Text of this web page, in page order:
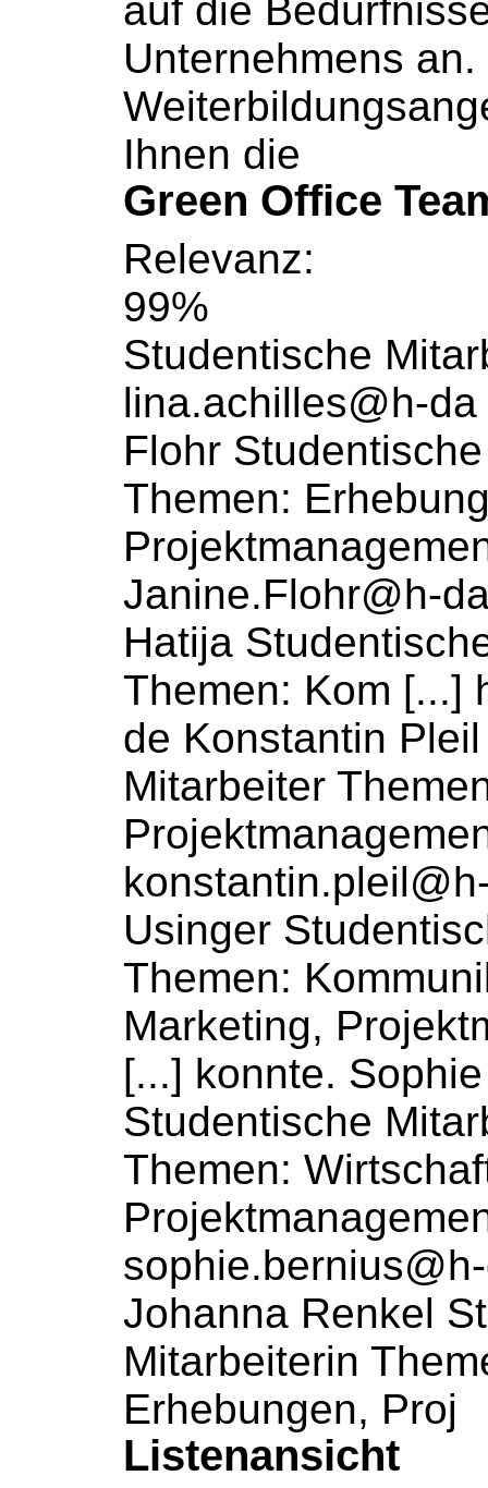
auf die
Unternehmens
Ihnen die
Green Office
Relevanz:
99%
Studentische
lina.achilles@h-
Flohr
Themen:
Janine.Flohr@h-
Hatija
Themen: Kom [...]
de Konstantin
Mitarbeiter
Usinger
Themen:
Marketing,
[...] konnte.
Studentische
Themen:
Johanna Renkel
Mitarbeiterin
Erhebungen, Proj
Listenansicht